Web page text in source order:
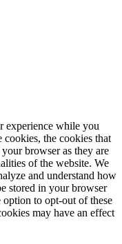
experience while you
cookies, the cookies that
browser as they are
of the website. We
and understand how
stored in your browser
to opt-out of these
may have an effect